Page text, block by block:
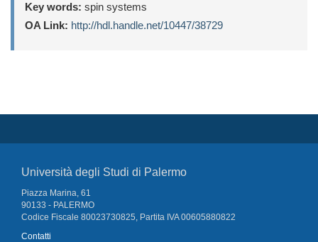
Key words: spin systems
OA Link: http://hdl.handle.net/10447/38729
Università degli Studi di Palermo
Piazza Marina, 61
90133 - PALERMO
Codice Fiscale 80023730825, Partita IVA 00605880822
Contatti